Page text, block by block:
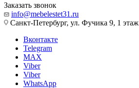
Заказать звонок
info@mebelestet31.ru
Санкт-Петербург, ул. Фучика 9, 1 этаж
Вконтакте
Telegram
MAX
Viber
Viber
WhatsApp